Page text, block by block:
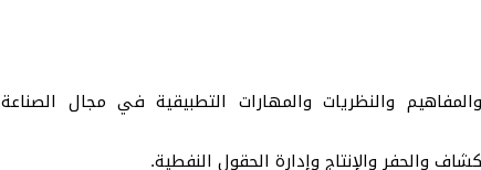
والمفاهيم والنظريات والمهارات التطبيقية في مجال الصناعة
والحفر والإنتاج وإدارة الحقول النفطية.